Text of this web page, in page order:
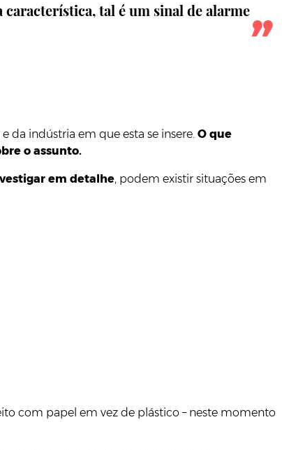
característica, tal é um sinal de alarme
indústria em que esta se insere. O que
o assunto.
em detalhe, podem existir situações em
com papel em vez de plástico – neste momento